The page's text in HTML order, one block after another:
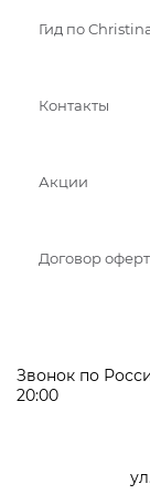
Гид по
Контакты
Акции
Договор
Звонок по
20:00